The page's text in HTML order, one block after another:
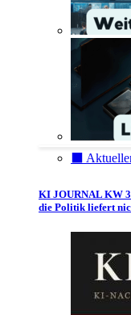
⬛️
KI JOURNAL KW
die Politik liefert